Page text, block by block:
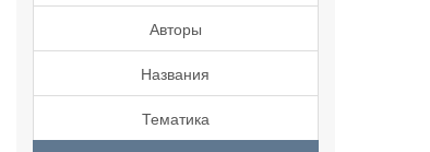
Авторы
Названия
Тематика